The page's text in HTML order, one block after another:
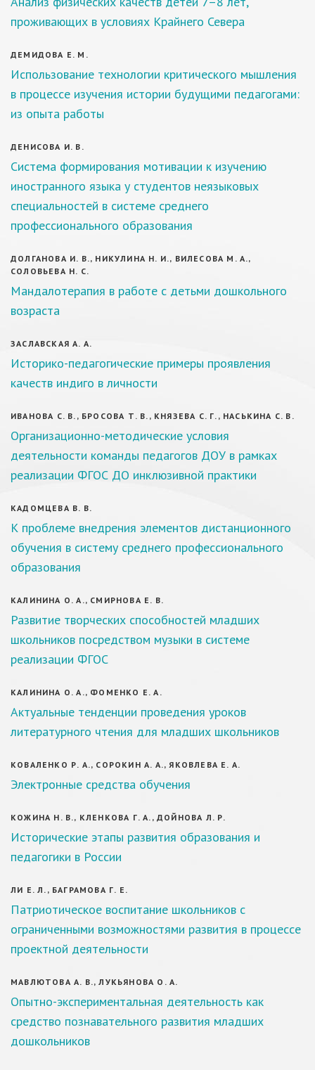
проживающих в условиях Крайнего Севера
ДЕМИДОВА Е. М.
Использование технологии критического мышления
в процессе изучения истории будущими педагогами:
из опыта работы
ДЕНИСОВА И. В.
Система формирования мотивации к изучению
иностранного языка у студентов неязыковых
специальностей в системе среднего
профессионального образования
ДОЛГАНОВА И. В., НИКУЛИНА Н. И., ВИЛЕСОВА М. А.,
СОЛОВЬЕВА Н. С.
Мандалотерапия в работе с детьми дошкольного
возраста
ЗАСЛАВСКАЯ А. А.
Историко-педагогические примеры проявления
качеств индиго в личности
ИВАНОВА С. В., БРОСОВА Т. В., КНЯЗЕВА С. Г., НАСЬКИНА С. В.
Организационно-методические условия
деятельности команды педагогов ДОУ в рамках
реализации ФГОС ДО инклюзивной практики
КАДОМЦЕВА В. В.
К проблеме внедрения элементов дистанционного
обучения в систему среднего профессионального
образования
КАЛИНИНА О. А., СМИРНОВА Е. В.
Развитие творческих способностей младших
школьников посредством музыки в системе
реализации ФГОС
КАЛИНИНА О. А., ФОМЕНКО Е. А.
Актуальные тенденции проведения уроков
литературного чтения для младших школьников
КОВАЛЕНКО Р. А., СОРОКИН А. А., ЯКОВЛЕВА Е. А.
Электронные средства обучения
КОЖИНА Н. В., КЛЕНКОВА Г. А., ДОЙНОВА Л. Р.
Исторические этапы развития образования и
педагогики в России
ЛИ Е. Л., БАГРАМОВА Г. Е.
Патриотическое воспитание школьников с
ограниченными возможностями развития в процессе
проектной деятельности
МАВЛЮТОВА А. В., ЛУКЬЯНОВА О. А.
Опытно-экспериментальная деятельность как
средство познавательного развития младших
дошкольников